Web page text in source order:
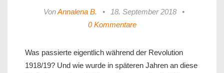
VonAnnalena B. • 18. September 2018
•
0 Kommentare
Was passierte eigentlich während der Revolution
1918/19? Und wie wurde in späteren Jahren an diese